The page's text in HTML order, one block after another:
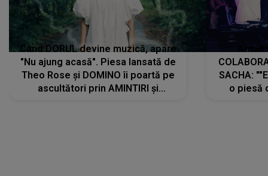
Când DORUL devine muzică, apare
"Nu ajung acasă". Piesa lansată de
Theo Rose și DOMINO îi poartă pe
ascultători prin AMINTIRI și
SACHA:
o piesă